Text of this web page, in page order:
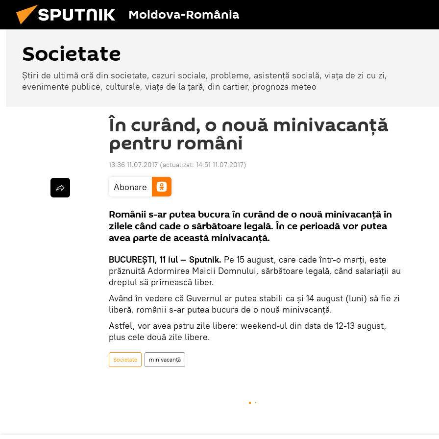
Moldova-România
Societate
Știri de ultimă oră din societate, cazuri sociale, probleme, asistență socială, viața de zi cu zi,
evenimente publice, culturale, viața de la țară, din cartier, prognoza meteo
În curând, o nouă minivacanţă
pentru români
13:36 11.07.2017 (actualizat: 14:51 11.07.2017)
Abonare
Românii s-ar putea bucura în curând de o nouă minivacanţă în
zilele când cade o sărbătoare legală. În ce perioadă vor putea
avea parte de această minivacanţă.
BUCUREŞTI, 11 iul — Sputnik. Pe 15 august, care cade într-o marţi, este
prăznuită Adormirea Maicii Domnului, sărbătoare legală, când salariații au
dreptul să primească liber.
Având în vedere că Guvernul ar putea stabili ca şi 14 august (luni) să fie zi
liberă, românii s-ar putea bucura de o nouă minivacanţă.
Astfel, vor avea patru zile libere: weekend-ul din data de 12-13 august,
plus cele două zile libere.
Societate minivacanță